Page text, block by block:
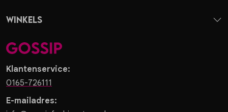
Klantenservice:
0165-726111
E-mailadres:
Winkels